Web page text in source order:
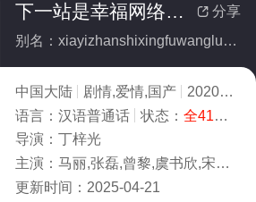
 分享
下一站是幸福网络版(全集)
别名：xiayizhanshixingfuwangluoban
中国大陆 剧情,爱情,国产 2020
4.0
语言： 汉语普通话 状态： 全41集
导演： 丁梓光
主演： 马丽,张磊,曾黎,虞书欣,宋威龙,彭娜齐,杨之楹,侯晓童,郝文婷,魏哲鸣,毛毅,王耀庆,宋茜,周奇奇,闫文君,秦越,郑晓婉,傅迦,周宸佳,
更新时间： 2025-04-21